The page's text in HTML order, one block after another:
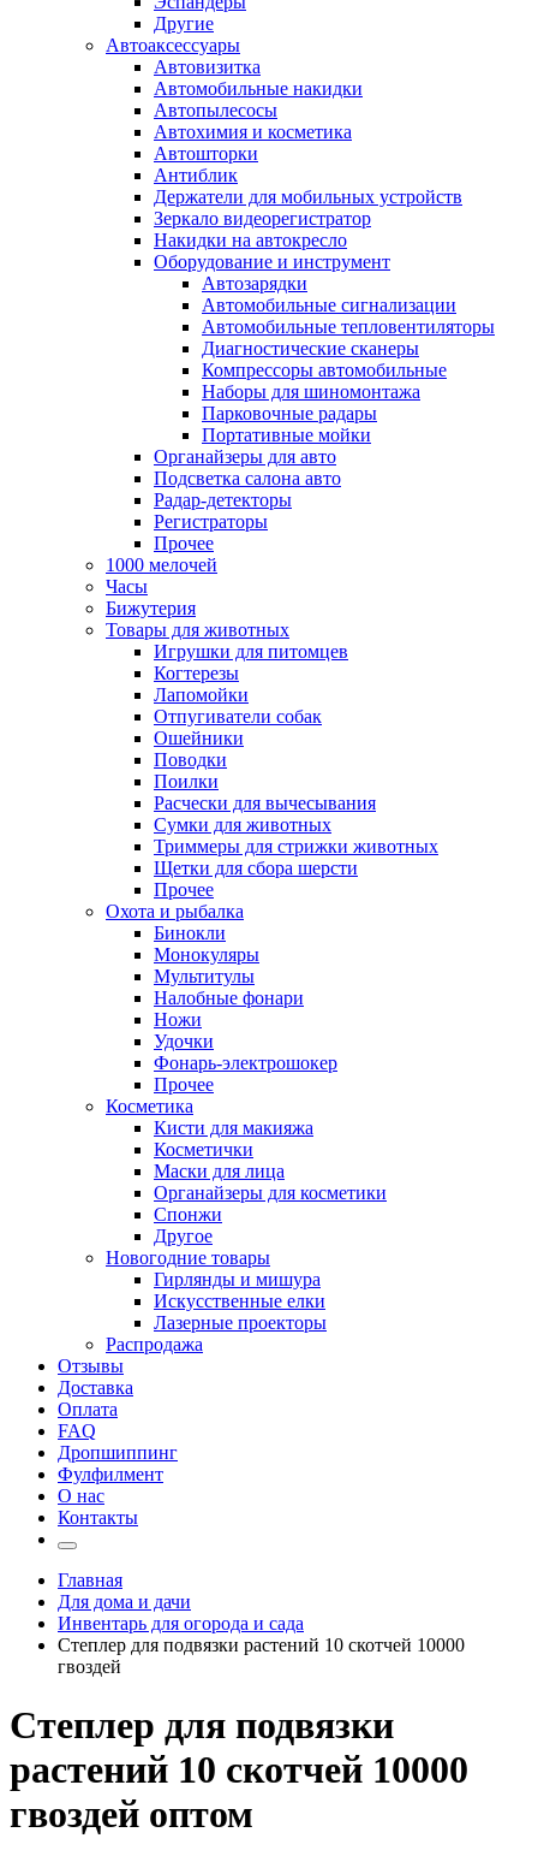
Другие
Автоаксессуары
Автовизитка
Автомобильные накидки
Автопылесосы
Автохимия и косметика
Автошторки
Антиблик
Держатели для мобильных устройств
Зеркало видеорегистратор
Накидки на автокресло
Оборудование и инструмент
Автозарядки
Автомобильные сигнализации
Автомобильные тепловентиляторы
Диагностические сканеры
Компрессоры автомобильные
Наборы для шиномонтажа
Парковочные радары
Портативные мойки
Органайзеры для авто
Подсветка салона авто
Радар-детекторы
Регистраторы
Прочее
1000 мелочей
Часы
Бижутерия
Товары для животных
Игрушки для питомцев
Когтерезы
Лапомойки
Отпугиватели собак
Ошейники
Поводки
Поилки
Расчески для вычесывания
Сумки для животных
Триммеры для стрижки животных
Щетки для сбора шерсти
Прочее
Охота и рыбалка
Бинокли
Монокуляры
Мультитулы
Налобные фонари
Ножи
Удочки
Фонарь-электрошокер
Прочее
Косметика
Кисти для макияжа
Косметички
Маски для лица
Органайзеры для косметики
Спонжи
Другое
Новогодние товары
Гирлянды и мишура
Искусственные елки
Лазерные проекторы
Распродажа
Отзывы
Доставка
Оплата
FAQ
Дропшиппинг
Фулфилмент
О нас
Контакты
Главная
Для дома и дачи
Инвентарь для огорода и сада
Степлер для подвязки растений 10 скотчей 10000
гвоздей
Степлер для подвязки
растений 10 скотчей 10000
гвоздей оптом